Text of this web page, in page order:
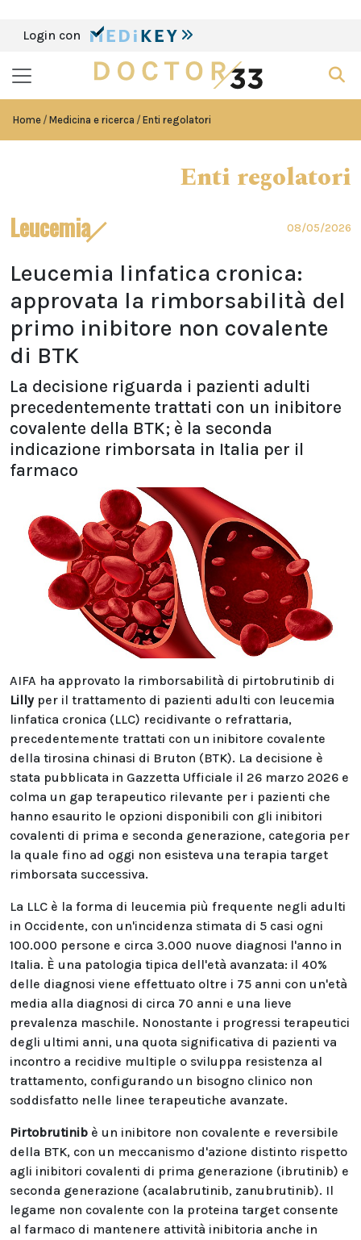
Login con
Home Medicina e ricerca Enti regolatori
Enti regolatori
Leucemia 08/05/2026
Leucemia linfatica cronica:
approvata la rimborsabilità del
primo inibitore non covalente
di BTK
La decisione riguarda i pazienti adulti
precedentemente trattati con un inibitore
covalente della BTK; è la seconda
indicazione rimborsata in Italia per il
farmaco
AIFA ha approvato la rimborsabilità di pirtobrutinib di
Lilly per il trattamento di pazienti adulti con leucemia
linfatica cronica (LLC) recidivante o refrattaria,
precedentemente trattati con un inibitore covalente
della tirosina chinasi di Bruton (BTK). La decisione è
stata pubblicata in Gazzetta Ufficiale il 26 marzo 2026 e
colma un gap terapeutico rilevante per i pazienti che
hanno esaurito le opzioni disponibili con gli inibitori
covalenti di prima e seconda generazione, categoria per
la quale fino ad oggi non esisteva una terapia target
rimborsata successiva.
La LLC è la forma di leucemia più frequente negli adulti
in Occidente, con un'incidenza stimata di 5 casi ogni
100.000 persone e circa 3.000 nuove diagnosi l'anno in
Italia. È una patologia tipica dell'età avanzata: il 40%
delle diagnosi viene effettuato oltre i 75 anni con un'età
media alla diagnosi di circa 70 anni e una lieve
prevalenza maschile. Nonostante i progressi terapeutici
degli ultimi anni, una quota significativa di pazienti va
incontro a recidive multiple o sviluppa resistenza al
trattamento, configurando un bisogno clinico non
soddisfatto nelle linee terapeutiche avanzate.
Pirtobrutinib è un inibitore non covalente e reversibile
della BTK, con un meccanismo d'azione distinto rispetto
agli inibitori covalenti di prima generazione (ibrutinib) e
seconda generazione (acalabrutinib, zanubrutinib). Il
legame non covalente con la proteina target consente
al farmaco di mantenere attività inibitoria anche in